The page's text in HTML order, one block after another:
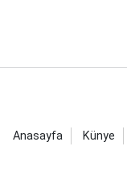
Anasayfa Künye